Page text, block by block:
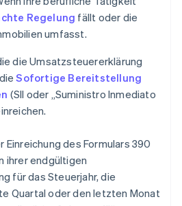
Regelung fällt oder die
umfasst.
die Umsatzsteuererklärung
Sofortige Bereitstellung
(SII oder „Suministro Inmediato
Einreichung des Formulars 390
ihrer endgültigen
für das Steuerjahr, die
Quartal oder den letzten Monat